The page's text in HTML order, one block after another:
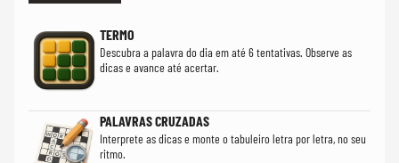
TERMO
Descubra a palavra do dia em até 6 tentativas. Observe as
dicas e avance até acertar.
PALAVRAS CRUZADAS
Interprete as dicas e monte o tabuleiro letra por letra, no seu
ritmo.